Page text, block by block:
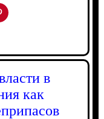
в
как